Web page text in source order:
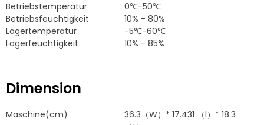
Betriebstemperatur
0℃-50℃
Betriebsfeuchtigkeit
10% - 80%
Lagertemperatur
-5℃-60℃
Lagerfeuchtigkeit
10% - 85%
Dimension
Maschine(cm)
36.3（W）* 17.431 （l）* 18.3